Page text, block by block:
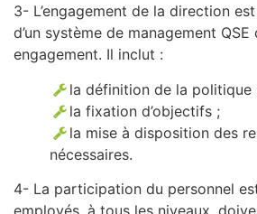
3- L’engagement de la direction
d’un système de management
engagement. Il inclut :
la définition de la politique
la fixation d’objectifs ;
la mise à disposition des
nécessaires.
4- La participation du personnel